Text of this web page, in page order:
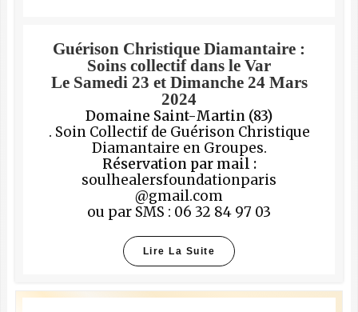
Guérison Christique Diamantaire :
Soins collectif dans le Var
Le Samedi 23 et Dimanche 24 Mars
2024
Domaine Saint-Martin (83)
. Soin Collectif de Guérison Christique
Diamantaire en Groupes.
Réservation par mail :
soulhealersfoundationparis
@gmail.com
ou par SMS : 06 32 84 97 03
Lire La Suite